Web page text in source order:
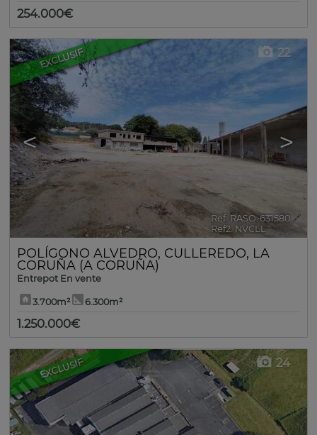
254.000€
EXCLUSIF
< >
22
Ref. RASO-631580 🔗
Ref2. NVCLL
POLÍGONO ALVEDRO, CULLEREDO, LA
CORUÑA (A CORUÑA)
Entrepot En vente
3.700m² 6.300m²
1.250.000€
EXCLUSIF 24